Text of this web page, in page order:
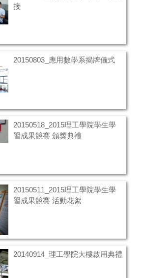
接
20150803_應用數學系揭牌儀式
20150518_2015理工學院學生學
習成果競賽 頒獎典禮
20150511_2015理工學院學生學
習成果競賽 活動花絮
20140914_理工學院大樓啟用典禮